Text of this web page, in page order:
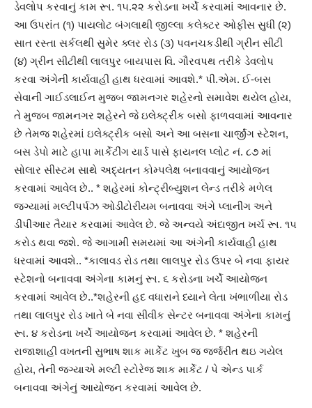
ડેવલોપ કરવાનું કામ રૂા. ૧૫.૨૨ કરોડના ખર્ચે કરવામાં આવનાર છે.
આ ઉપરાંત (૧) પાયલોટ બંગલાથી જીલ્લા કલેક્ટર ઓફીસ સુધી (૨)
સાત રસ્તા સર્કલથી સુમેર ક્લર રોડ (૩) પવનચકડીથી ગ્રીન સીટી
(૪) ગ્રીન સીટીથી લાલપુર બાયપાસ વિ. ગૌરવપથ તરીકે ડેવલોપ
કરવા અંગેની કાર્યવાહી હાથ ધરવામાં આવશે.* પી.એમ. ઈ-બસ
સેવાની ગાઈડલાઈન મુજબ જામનગર શહેરનો સમાવેશ થયેલ હોય,
તે મુજબ જામનગર શહેરને જે ઇલેક્ટ્રીક બસો ફાળવવામાં આવનાર
છે તેમજ શહેરમાં ઇલેક્ટ્રીક બસો અને આ બસના ચાર્જીંગ સ્ટેશન,
બસ ડેપો માટે હાપા માર્કેટીંગ યાર્ડ પાસે ફાયનલ પ્લોટ નં. ૮૭ માં
સોલાર સીસ્ટમ સાથે અદ્યતન કોમ્પલેક્ષ બનાવવાનું આયોજન
કરવામાં આવેલ છે.. * શહેરમાં કોન્ટ્રીબ્યુશન લેન્ડ તરીકે મળેલ
જગ્યામાં મલ્ટીપર્પઝ ઓડીટોરીયમ બનાવવા અંગે પ્લાનીંગ અને
ડીપીઆર તૈયાર કરવામાં આવેલ છે. જે અન્વયે અંદાજીત ખર્ચ રૂા. ૧૫
કરોડ થવા જશે. જે આગામી સમયમાં આ અંગેની કાર્યવાહી હાથ
ધરવામાં આવશે.. *કાલાવડ રોડ તથા લાલપુર રોડ ઉપર બે નવા ફાયર
સ્ટેશનો બનાવવા અંગેના કામનું રૂા. ૬ કરોડના ખર્ચે આયોજન
કરવામાં આવેલ છે..*શહેરની હદ વધારાને ધ્યાને લેતા ખંભાળીયા રોડ
તથા લાલપુર રોડ ખાતે બે નવા સીવીક સેન્ટર બનાવવા અંગેના કામનું
રૂા. ૪ કરોડના ખર્ચે આયોજન કરવામાં આવેલ છે. * શહેરની
રાજાશાહી વખતની સુભાષ શાક માર્કેટ ખુબ જ જર્જરીત થઇ ગયેલ
હોય, તેની જગ્યાએ મલ્ટી સ્ટોરેજ શાક માર્કેટ / પે એન્ડ પાર્ક
બનાવવા અંગેનું આયોજન કરવામાં આવેલ છે.